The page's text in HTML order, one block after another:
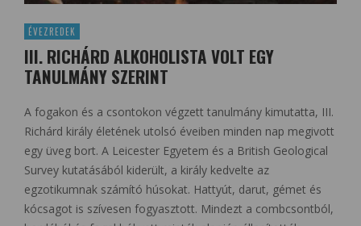
ÉVEZREDEK
III. RICHÁRD ALKOHOLISTA VOLT EGY
TANULMÁNY SZERINT
A fogakon és a csontokon végzett tanulmány kimutatta, III.
Richárd király életének utolsó éveiben minden nap megivott
egy üveg bort. A Leicester Egyetem és a British Geological
Survey kutatásából kiderült, a király kedvelte az
egzotikumnak számító húsokat. Hattyút, darut, gémet és
kócsagot is szívesen fogyasztott. Mindezt a combcsontból,